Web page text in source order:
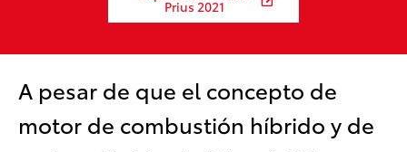
A pesar de que el concepto de
motor de combustión híbrido y de
Prius 2021